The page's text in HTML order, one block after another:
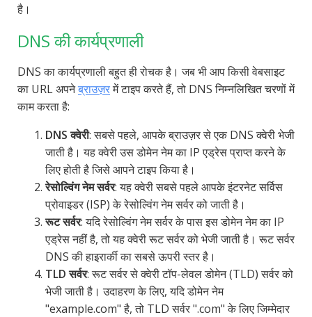
है।
DNS की कार्यप्रणाली
DNS का कार्यप्रणाली बहुत ही रोचक है। जब भी आप किसी वेबसाइट
का URL अपनेब्राउज़रमें टाइप करते हैं, तो DNS निम्नलिखित चरणों में
काम करता है:
DNS क्वेरी: सबसे पहले, आपके ब्राउज़र से एक DNS क्वेरी भेजी
जाती है। यह क्वेरी उस डोमेन नेम का IP एड्रेस प्राप्त करने के
लिए होती है जिसे आपने टाइप किया है।
रेसोल्विंग नेम सर्वर: यह क्वेरी सबसे पहले आपके इंटरनेट सर्विस
प्रोवाइडर (ISP) के रेसोल्विंग नेम सर्वर को जाती है।
रूट सर्वर: यदि रेसोल्विंग नेम सर्वर के पास इस डोमेन नेम का IP
एड्रेस नहीं है, तो यह क्वेरी रूट सर्वर को भेजी जाती है। रूट सर्वर
DNS की हाइरार्की का सबसे ऊपरी स्तर है।
TLD सर्वर: रूट सर्वर से क्वेरी टॉप-लेवल डोमेन (TLD) सर्वर को
भेजी जाती है। उदाहरण के लिए, यदि डोमेन नेम
"example.com" है, तो TLD सर्वर ".com" के लिए जिम्मेदार